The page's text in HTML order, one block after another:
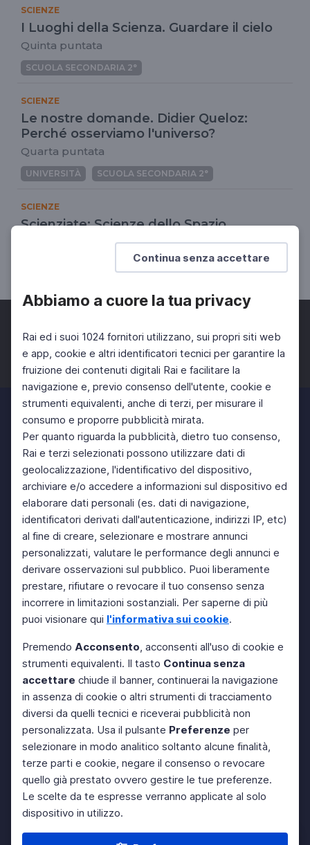
Continua senza accettare
Abbiamo a cuore la tua privacy
Rai ed i suoi 1024 fornitori utilizzano, sui propri siti web
e app, cookie e altri identificatori tecnici per garantire la
fruizione dei contenuti digitali Rai e facilitare la
navigazione e, previo consenso dell'utente, cookie e
strumenti equivalenti, anche di terzi, per misurare il
consumo e proporre pubblicità mirata.
Per quanto riguarda la pubblicità, dietro tuo consenso,
Rai e terzi selezionati possono utilizzare dati di
geolocalizzazione, l'identificativo del dispositivo,
archiviare e/o accedere a informazioni sul dispositivo ed
elaborare dati personali (es. dati di navigazione,
identificatori derivati dall'autenticazione, indirizzi IP, etc)
al fine di creare, selezionare e mostrare annunci
personalizzati, valutare le performance degli annunci e
derivare osservazioni sul pubblico. Puoi liberamente
prestare, rifiutare o revocare il tuo consenso senza
incorrere in limitazioni sostanziali. Per saperne di più
puoi visionare qui l'informativa sui cookie.
Premendo Acconsento, acconsenti all'uso di cookie e
strumenti equivalenti. Il tasto Continua senza
accettare chiude il banner, continuerai la navigazione
in assenza di cookie o altri strumenti di tracciamento
diversi da quelli tecnici e riceverai pubblicità non
personalizzata. Usa il pulsante Preferenze per
selezionare in modo analitico soltanto alcune finalità,
terze parti e cookie, negare il consenso o revocare
quello già prestato ovvero gestire le tue preferenze.
Le scelte da te espresse verranno applicate al solo
dispositivo in utilizzo.
SCIENZE
I Luoghi della Scienza. Guardare il cielo
Quinta puntata
SCUOLA SECONDARIA 2°
SCIENZE
Le nostre domande. Didier Queloz:
Perché osserviamo l'universo?
Quarta puntata
UNIVERSITÀ SCUOLA SECONDARIA 2°
SCIENZE
Scienziate: Scienze dello Spazio
SCUOLA SECONDARIA 2°
Facebook Twitter Instagram